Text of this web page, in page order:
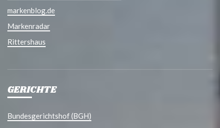
markenblog.de
Markenradar
Rittershaus
GERICHTE
Bundesgerichtshof (BGH)